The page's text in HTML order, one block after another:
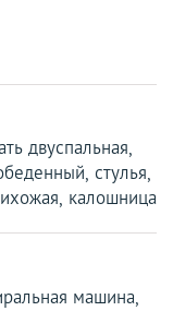
двуспальная,
стулья,
калошница
машина,